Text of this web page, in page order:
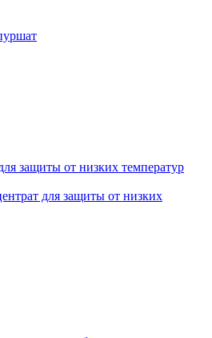
для защиты от низких